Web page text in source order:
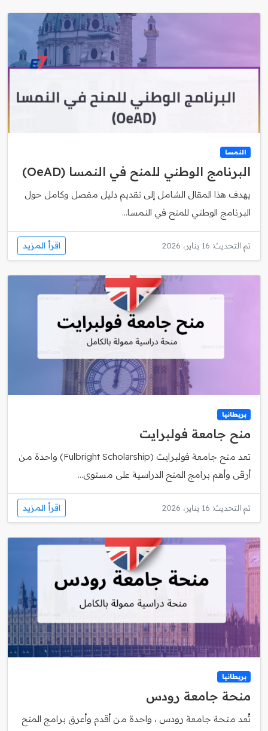
النمسا
البرنامج الوطني للمنح في النمسا (OeAD)
يهدف هذا المقال الشامل إلى تقديم دليل مفصل وكامل حول
البرنامج الوطني للمنح في النمسا...
تم التحديث: 16 يناير، 2026 اقرأ المزيد
بريطانيا
منح جامعة فولبرايت
تعد منح جامعة فولبرايت (Fulbright Scholarship) واحدة من
أرقى وأهم برامج المنح الدراسية على مستوى...
تم التحديث: 16 يناير، 2026 اقرأ المزيد
بريطانيا
منحة جامعة رودس
تُعد منحة جامعة رودس ، واحدة من أقدم وأعرق برامج المنح